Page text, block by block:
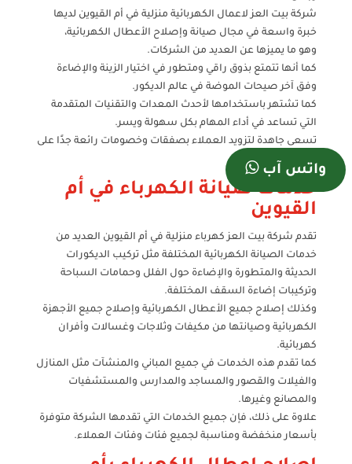
شركة بيت العز لاعمال الكهربائية منزلية في أم القيوين لديها
خبرة واسعة في مجال صيانة وإصلاح الأعطال الكهربائية،
وهو ما يميزها عن العديد من الشركات.
كما أنها تتمتع بذوق راقي ومتطور في اختيار الزينة والإضاءة
وفق آخر صيحات الموضة في عالم الديكور.
كما تشتهر باستخدامها لأحدث المعدات والتقنيات المتقدمة
التي تساعد في أداء المهام بكل سهولة ويسر.
تسعى جاهدة لتزويد العملاء بصفقات وخصومات رائعة جدًا على
مدار العام.
خدمات صيانة الكهرباء في أم
القيوين
تقدم شركة بيت العز كهرباء منزلية في أم القيوين العديد من
خدمات الصيانة الكهربائية المختلفة مثل تركيب الديكورات
الحديثة والمتطورة والإضاءة حول الفلل وحمامات السباحة
وتركيبات إضاءة السقف المختلفة.
وكذلك إصلاح جميع الأعطال الكهربائية وإصلاح جميع الأجهزة
الكهربائية وصيانتها من مكيفات وثلاجات وغسالات وأفران
كهربائية.
كما تقدم هذه الخدمات في جميع المباني والمنشآت مثل المنازل
والفيلات والقصور والمساجد والمدارس والمستشفيات
والمصانع وغيرها.
علاوة على ذلك، فإن جميع الخدمات التي تقدمها الشركة متوفرة
بأسعار منخفضة ومناسبة لجميع فئات وفئات العملاء.
واتس آب